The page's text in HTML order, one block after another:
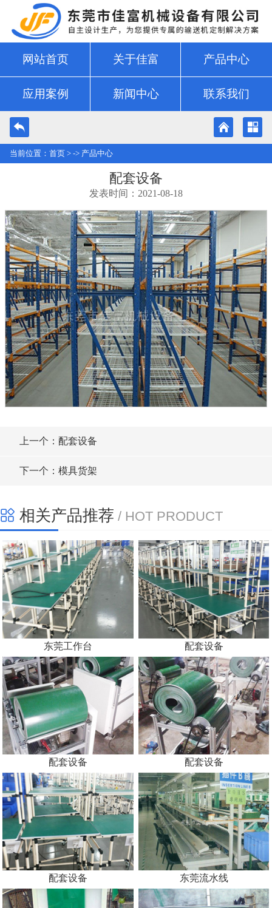
网站首页 关于佳富 产品中心
应用案例 新闻中心 联系我们
当前位置： 首页 > -> 产品中心
配套设备
发表时间：2021-08-18
上一个：配套设备
下一个：模具货架
相关产品推荐 / HOT PRODUCT
东莞工作台 配套设备
配套设备 配套设备
配套设备 东莞流水线